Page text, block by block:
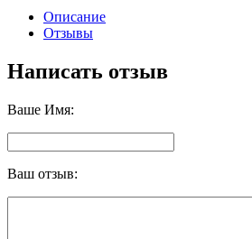
Описание
Отзывы
Написать отзыв
Ваше Имя:
Ваш отзыв: